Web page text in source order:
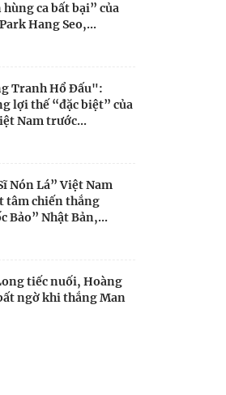
hùng ca bất bại” của
Hang Seo,...
Tranh Hổ Đấu":
lợi thế “đặc biệt” của
Nam trước...
Nón Lá” Việt Nam
tâm chiến thắng
Bảo” Nhật Bản,...
tiếc nuối, Hoàng
ngờ khi thắng Man